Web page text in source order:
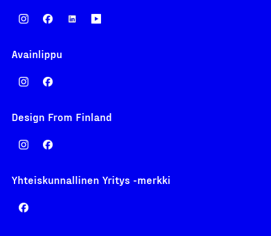
Avainlippu
Design From Finland
Yhteiskunnallinen Yritys -merkki